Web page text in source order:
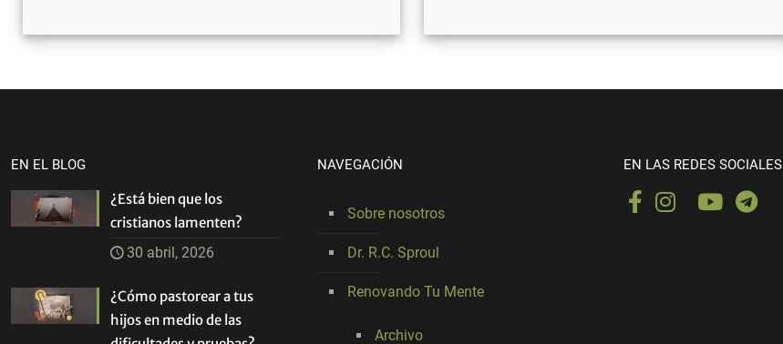
EN EL BLOG
¿Está bien que los
cristianos lamenten?
30 abril, 2026
¿Cómo pastorear a tus
hijos en medio de las
NAVEGACIÓN
Sobre nosotros
Dr. R.C. Sproul
Renovando Tu Mente
Archivo
EN LAS REDES SOCIALES